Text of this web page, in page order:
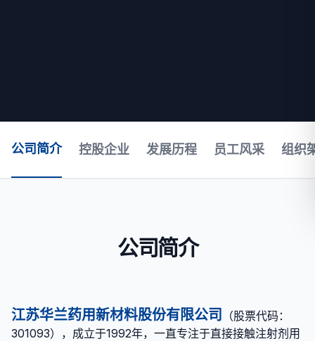
公司简介 控股企业 发展历程 员工风采 组织
公司简介
江苏华兰药用新材料股份有限公司
（股票代码：
301093），成立于1992年，一直专注于直接接触注射剂用